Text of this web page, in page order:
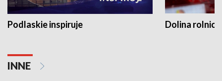
Podlaskie inspiruje Dolina
INNE